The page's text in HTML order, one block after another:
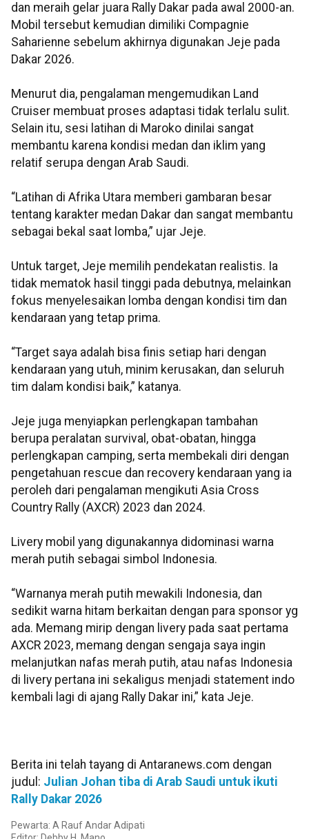
dan meraih gelar juara Rally Dakar pada awal 2000-an.
Mobil tersebut kemudian dimiliki Compagnie
Saharienne sebelum akhirnya digunakan Jeje pada
Dakar 2026.
Menurut dia, pengalaman mengemudikan Land
Cruiser membuat proses adaptasi tidak terlalu sulit.
Selain itu, sesi latihan di Maroko dinilai sangat
membantu karena kondisi medan dan iklim yang
relatif serupa dengan Arab Saudi.
“Latihan di Afrika Utara memberi gambaran besar
tentang karakter medan Dakar dan sangat membantu
sebagai bekal saat lomba,” ujar Jeje.
Untuk target, Jeje memilih pendekatan realistis. Ia
tidak mematok hasil tinggi pada debutnya, melainkan
fokus menyelesaikan lomba dengan kondisi tim dan
kendaraan yang tetap prima.
“Target saya adalah bisa finis setiap hari dengan
kendaraan yang utuh, minim kerusakan, dan seluruh
tim dalam kondisi baik,” katanya.
​​​Jeje juga menyiapkan perlengkapan tambahan
berupa peralatan survival, obat-obatan, hingga
perlengkapan camping, serta membekali diri dengan
pengetahuan rescue dan recovery kendaraan yang ia
peroleh dari pengalaman mengikuti Asia Cross
Country Rally (AXCR) 2023 dan 2024.
Livery mobil yang digunakannya didominasi warna
merah putih sebagai simbol Indonesia.
“Warnanya merah putih mewakili Indonesia, dan
sedikit warna hitam berkaitan dengan para sponsor yg
ada. Memang mirip dengan livery pada saat pertama
AXCR 2023, memang dengan sengaja saya ingin
melanjutkan nafas merah putih, atau nafas Indonesia
di livery pertana ini sekaligus menjadi statement indo
kembali lagi di ajang Rally Dakar ini,” kata Jeje.
Berita ini telah tayang di Antaranews.com dengan
judul: Julian Johan tiba di Arab Saudi untuk ikuti
Rally Dakar 2026
Pewarta: A Rauf Andar Adipati